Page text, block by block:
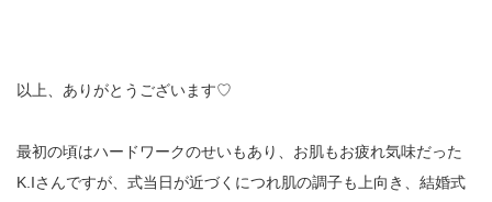
以上、ありがとうございます♡
最初の頃はハードワークのせいもあり、お肌もお疲れ気味だった
K.Iさんですが、式当日が近づくにつれ肌の調子も上向き、結婚式